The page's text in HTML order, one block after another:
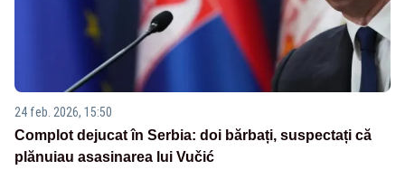
24 feb. 2026, 15:50
Complot dejucat în Serbia: doi bărbați, suspectați că
plănuiau asasinarea lui Vučić